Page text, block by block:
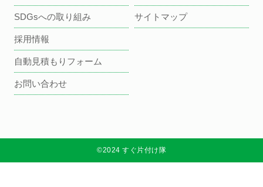
SDGsへの取り組み
採用情報
自動見積もりフォーム
お問い合わせ
サイトマップ
©2024 すぐ片付け隊